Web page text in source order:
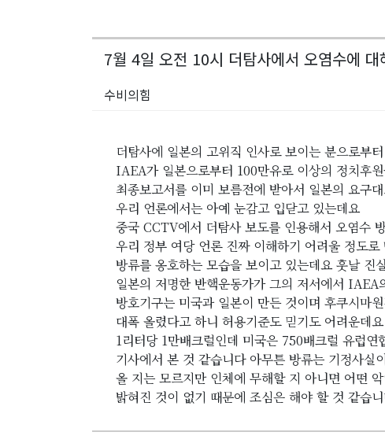
7월 4일 오전 10시 더탐사에서 오염수에
수비의힘
더탐사에 일본의 고위직 인사로 보이는 분으로부
IAEA가 일본으로부터 100만유로 이상의 정치후
최종보고서를 이미 보름전에 받아서 일본의 요구
우리 언론에서는 아예 눈감고 입닫고 있는데요
중국 CCTV에서 더탐사 보도를 인용해서 오염수
우리 정부 여당 언론 진짜 이해하기 어려울 정도로
방류를 옹호하는 모습을 보이고 있는데요 훗날 진
일본의 저명한 반핵운동가가 그의 저서에서 IAEA
방호기구는 미국과 일본이 만든 것이며 후쿠시마
대폭 올렸다고 하니 허용기준도 믿기도 어려운데
1리터당 1만배크럴인데 미국은 750배크럴 유럽연
기사에서 본 것 같습니다 아무튼 방류는 기정사실
올 지는 모르지만 인체에 무해할 지 아니면 어떤
밝혀진 것이 없기 때문에 조심은 해야 할 것 같습